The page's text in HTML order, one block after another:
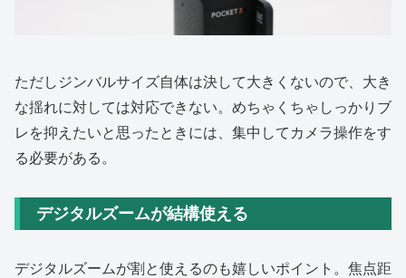
ただしジンバルサイズ自体は決して大きくないので、大き
な揺れに対しては対応できない。めちゃくちゃしっかりブ
レを抑えたいと思ったときには、集中してカメラ操作をす
る必要がある。
デジタルズームが結構使える
デジタルズームが割と使えるのも嬉しいポイント。焦点距